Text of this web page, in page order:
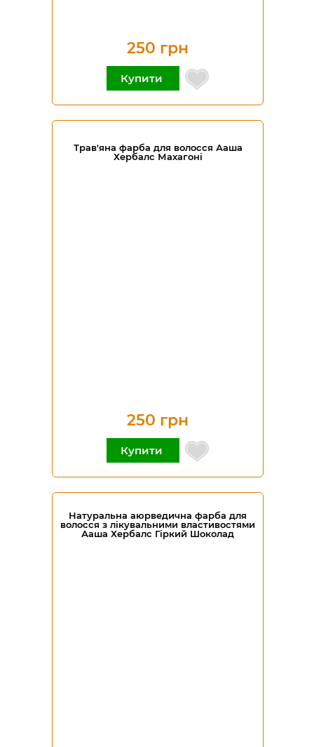
250 грн
Купити
Трав'яна фарба для волосся Ааша
Хербалс Махагоні
250 грн
Купити
Натуральна аюрведична фарба для
волосся з лікувальними властивостями
Ааша Хербалс Гіркий Шоколад